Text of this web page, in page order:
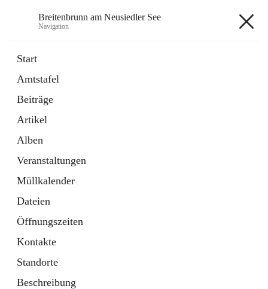
Breitenbrunn am Neusiedler See
Navigation
Start
Amtstafel
Beiträge
Artikel
Alben
Veranstaltungen
Müllkalender
Dateien
Öffnungszeiten
Kontakte
Standorte
Beschreibung
18 Schnellzugriffe
Gemeindeservice